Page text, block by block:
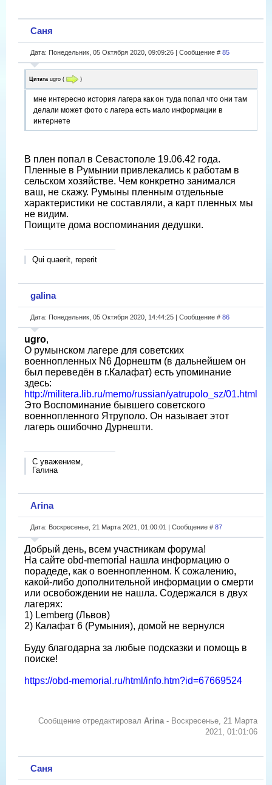
Саня
Дата: Понедельник, 05 Октября 2020, 09:09:26 | Сообщение # 85
Цитата ugro ( )
мне интересно история лагера как он туда попал что они там
делали может фото с лагера есть мало информации в
интернете
В плен попал в Севастополе 19.06.42 года.
Пленные в Румынии привлекались к работам в
сельском хозяйстве. Чем конкретно занимался
ваш, не скажу. Румыны пленным отдельные
характеристики не составляли, а карт пленных мы
не видим.
Поищите дома воспоминания дедушки.
Qui quaerit, reperit
galina
Дата: Понедельник, 05 Октября 2020, 14:44:25 | Сообщение # 86
ugro,
О румынском лагере для советских
военнопленных N6 Дорнештм (в дальнейшем он
был переведён в г.Калафат) есть упоминание
здесь:
http://militera.lib.ru/memo/russian/yatrupolo_sz/01.html
Это Воспоминание бывшего советского
военнопленного Ятруполо. Он называет этот
лагерь ошибочно Дурнешти.
С уважением,
Галина
Arina
Дата: Воскресенье, 21 Марта 2021, 01:00:01 | Сообщение # 87
Добрый день, всем участникам форума!
На сайте obd-memorial нашла информацию о
порадеде, как о военнопленном. К сожалению,
какой-либо дополнительной информации о смерти
или освобождении не нашла. Содержался в двух
лагерях:
1) Lemberg (Львов)
2) Калафат 6 (Румыния), домой не вернулся
Буду благодарна за любые подсказки и помощь в
поиске!
https://obd-memorial.ru/html/info.htm?id=67669524
Сообщение отредактировал Arina - Воскресенье, 21 Марта
2021, 01:01:06
Саня